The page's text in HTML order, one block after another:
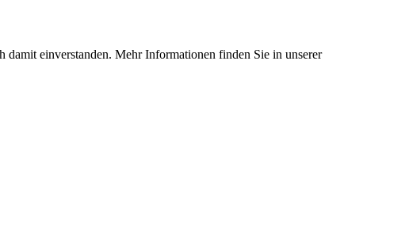
damit einverstanden. Mehr Informationen finden Sie in unserer